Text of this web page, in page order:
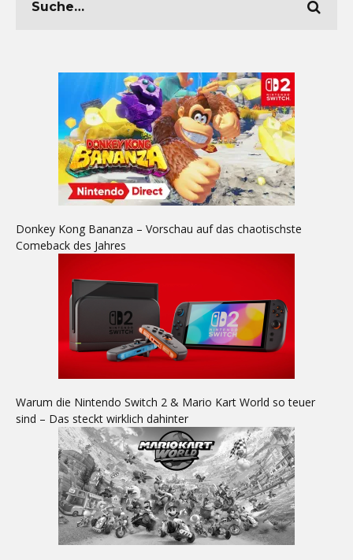
Donkey Kong Bananza – Vorschau auf das chaotischste
Comeback des Jahres
Warum die Nintendo Switch 2 & Mario Kart World so teuer
sind – Das steckt wirklich dahinter